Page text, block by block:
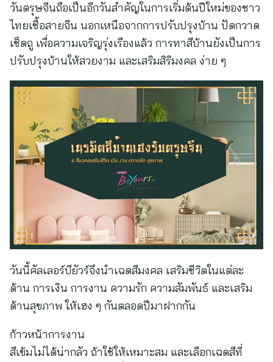
วันตรุษจีนถือเป็นอีกวันสำคัญในการเริ่มต้นปีใหม่ของชาว
ไทยเชื้อสายจีน นอกเหนือจากการปรับปรุงบ้าน ปัดกวาด
เช็ดถู เพื่อความเจริญรุ่งเรืองแล้ว การทาสีบ้านยังเป็นการ
ปรับปรุงบ้านให้สวยงาม และเสริมสิริมงคล ง่าย ๆ
วันนี้คัลเลอร์บียัวร์จึงนำเฉดสีมงคล เสริมชีวิตในแต่ละ
ด้าน การเงิน การงาน ความรัก ความสัมพันธ์ และเสริม
ด้านสุขภาพ ให้เฮง ๆ กันตลอดปีมาฝากกัน
ก้าวหน้าการงาน
สีเข้มไม่ได้น่ากลัว ถ้าใช้ให้เหมาะสม และเลือกเฉดสีที่